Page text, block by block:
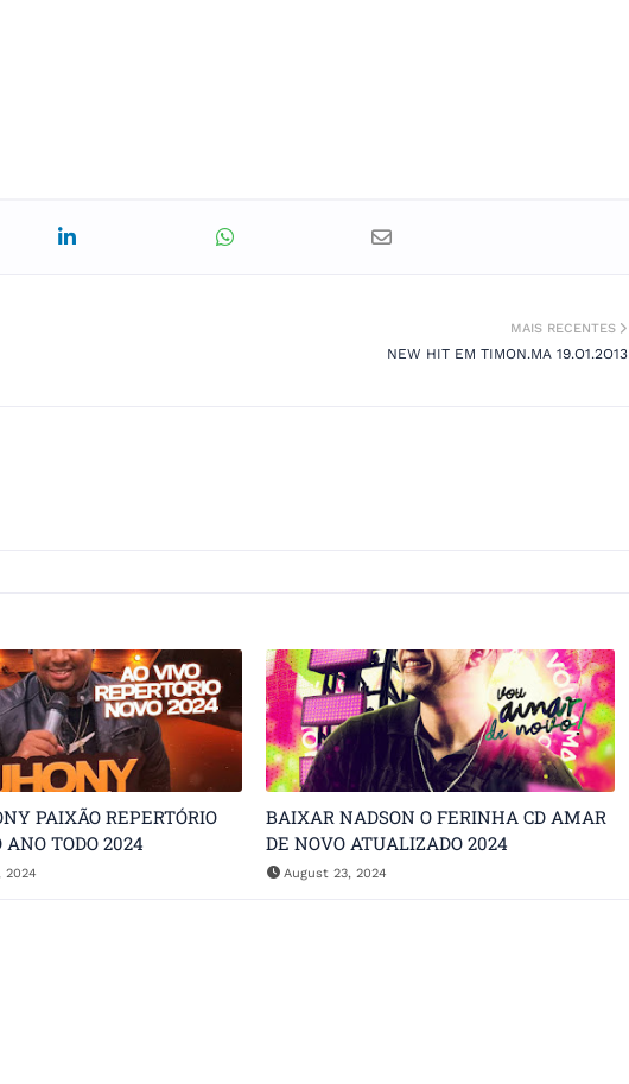
MAIS RECENTES
NEW HIT EM TIMON.MA 19.O1.2O13
PAIXÃO REPERTÓRIO
ANO TODO 2024
2024
BAIXAR NADSON O FERINHA CD AMAR
DE NOVO ATUALIZADO 2024
August 23, 2024